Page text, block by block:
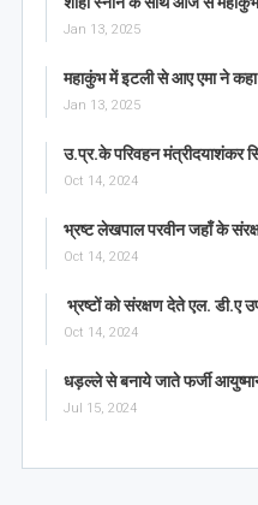
Jan 13, 2025
महाकुंभ में इटली से आए एमा ने
Jan 13, 2025
उ.प्र.के परिवहन मंत्रीदयाशंकर
Oct 14, 2024
भ्रष्ट लेखपाल परवीन जहाँ के
Oct 14, 2024
भ्रष्टों को संरक्षण देते एल. डी.ए
Oct 14, 2024
धड़ल्ले से बनाये जाते फर्जी
Jul 15, 2024